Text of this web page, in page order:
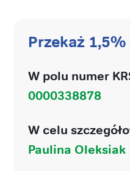
Przekaż
W polu numer
0000338878
W celu
Paulina Oleksiak